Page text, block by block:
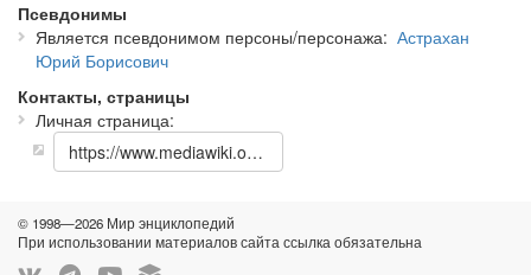
Псевдонимы
Является псевдонимом персоны/персонажа Астрахан
Юрий Борисович
Контакты, страницы
Личная страница
https://www.mediawiki.org/wiki/User:Yurik
© 1998—2026 Мир энциклопедий
При использовании материалов сайта ссылка обязательна